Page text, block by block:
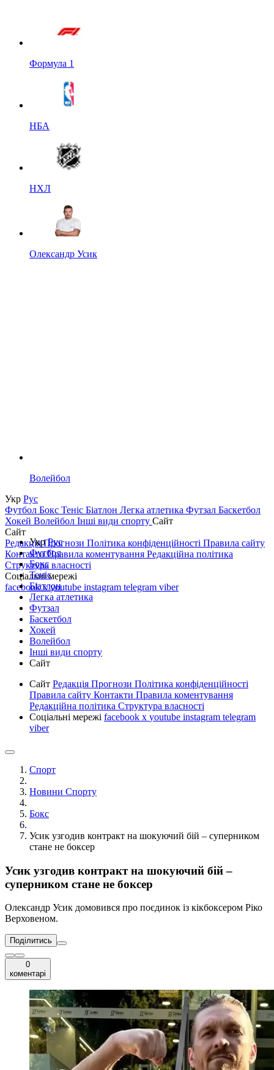
Формула 1
НБА
НХЛ
Олександр Усик
Волейбол
Укр Рус
Футбол Бокс Теніс Біатлон Легка атлетика Футзал Баскетбол
Хокей Волейбол Інші види спорту Сайт
Сайт
РедакціяПрогнози Політика конфіденційності Правила сайту
КонтактиПравила коментування Редакційна політика
Структура власності
Соціальні мережі
facebookxyoutube instagram telegram viber
УкрРус
Футбол
Бокс
Теніс
Біатлон
Легка атлетика
Футзал
Баскетбол
Хокей
Волейбол
Інші види спорту
Сайт
Сайт Редакція Прогнози Політика конфіденційності
Правила сайту Контакти Правила коментування
Редакційна політика Структура власності
Соціальні мережі facebook x youtube instagram telegram
viber
Спорт
Новини Спорту
Бокс
Усик узгодив контракт на шокуючий бій – суперником
стане не боксер
Усик узгодив контракт на шокуючий бій –
суперником стане не боксер
Олександр Усик домовився про поєдинок із кікбоксером Ріко
Верховеном.
Поділитись
0
коментарі